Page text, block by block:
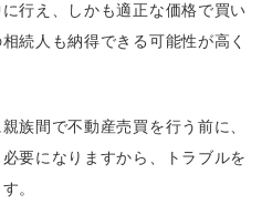
行え、しかも適正な価格で買い
続人も納得できる可能性が高く
族間で不動産売買を行う前に、
要になりますから、トラブルを
。